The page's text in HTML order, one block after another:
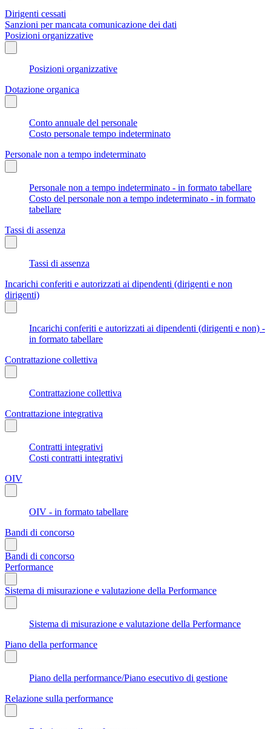
Dirigenti cessati
Sanzioni per mancata comunicazione dei dati
Posizioni organizzative
Posizioni organizzative
Dotazione organica
Conto annuale del personale
Costo personale tempo indeterminato
Personale non a tempo indeterminato
Personale non a tempo indeterminato - in formato tabellare
Costo del personale non a tempo indeterminato - in formato
tabellare
Tassi di assenza
Tassi di assenza
Incarichi conferiti e autorizzati ai dipendenti (dirigenti e non
dirigenti)
Incarichi conferiti e autorizzati ai dipendenti (dirigenti e non) -
in formato tabellare
Contrattazione collettiva
Contrattazione collettiva
Contrattazione integrativa
Contratti integrativi
Costi contratti integrativi
OIV
OIV - in formato tabellare
Bandi di concorso
Bandi di concorso
Performance
Sistema di misurazione e valutazione della Performance
Sistema di misurazione e valutazione della Performance
Piano della performance
Piano della performance/Piano esecutivo di gestione
Relazione sulla performance